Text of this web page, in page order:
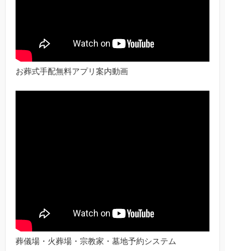
お葬式手配無料アプリ案内動画
葬儀場・火葬場・宗教家・墓地予約システム